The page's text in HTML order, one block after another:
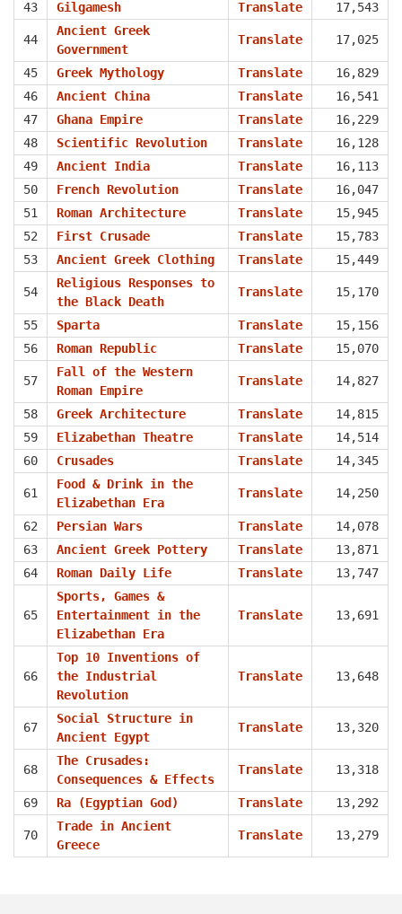
43 Gilgamesh Translate 17,543
44
Ancient Greek
Government
Translate 17,025
45 Greek Mythology Translate
16,829
46
Ancient China Translate
16,541
47
Ghana Empire Translate
16,229
48
Scientific Revolution Translate
16,128
49
Ancient India Translate
16,113
50
French Revolution Translate
16,047
51
Roman Architecture Translate
15,945
52
First Crusade Translate
15,783
53
Ancient Greek Clothing Translate 15,449
54
Religious Responses to
the Black Death
Translate 15,170
55 Sparta Translate
15,156
56
Roman Republic Translate 15,070
57
Fall of the Western
Roman Empire
Translate 14,827
58 Greek Architecture Translate
14,815
59
Elizabethan Theatre Translate
14,514
60
Crusades Translate 14,345
61
Food & Drink in the
Elizabethan Era
Translate 14,250
62 Persian Wars Translate
14,078
63
Ancient Greek Pottery Translate
13,871
64
Roman Daily Life Translate 13,747
65
Sports, Games &
Entertainment in the
Elizabethan Era
Translate 13,691
66
Top 10 Inventions of
the Industrial
Revolution
Translate 13,648
67
Social Structure in
Ancient Egypt
Translate 13,320
68
The Crusades:
Consequences & Effects
Translate 13,318
69 Ra (Egyptian God) Translate 13,292
70
Trade in Ancient
Greece
Translate 13,279